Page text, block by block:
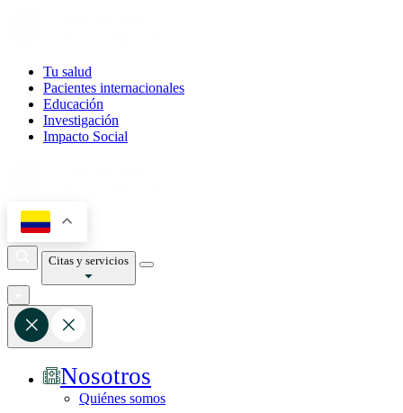
Tu salud
Pacientes internacionales
Educación
Investigación
Impacto Social
Citas y servicios
Nosotros
Quiénes somos